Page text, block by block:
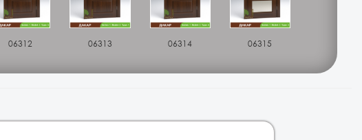
06312 06313 06314 06315